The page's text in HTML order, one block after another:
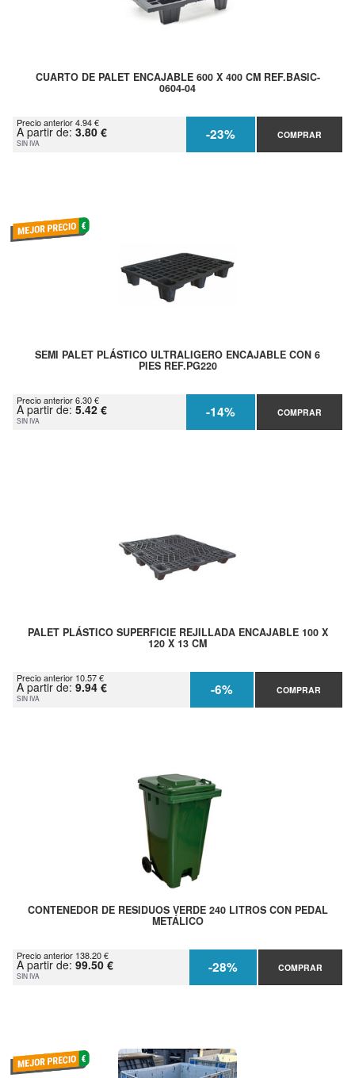
CUARTO DE PALET ENCAJABLE 600 X 400 CM REF.BASIC-
0604-04
Precio anterior 4.94 €
A partir de: 3.80 €
SIN IVA -23% COMPRAR
SEMI PALET PLÁSTICO ULTRALIGERO ENCAJABLE CON 6
PIES REF.PG220
Precio anterior 6.30 €
A partir de: 5.42 €
SIN IVA -14% COMPRAR
PALET PLÁSTICO SUPERFICIE REJILLADA ENCAJABLE 100 X
120 X 13 CM
Precio anterior 10.57 €
A partir de: 9.94 €
SIN IVA -6% COMPRAR
CONTENEDOR DE RESIDUOS VERDE 240 LITROS CON PEDAL
METÁLICO
Precio anterior 138.20 €
A partir de: 99.50 €
SIN IVA -28% COMPRAR